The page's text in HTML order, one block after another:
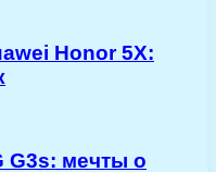
Honor 5X:
G3s: мечты о